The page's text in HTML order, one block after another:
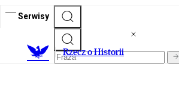
Serwisy
Rzecz o Historii